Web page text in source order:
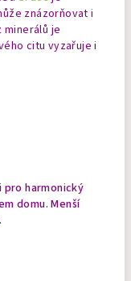
znázorňovat i
minerálů je
citu vyzařuje i
harmonický
domu.Menší